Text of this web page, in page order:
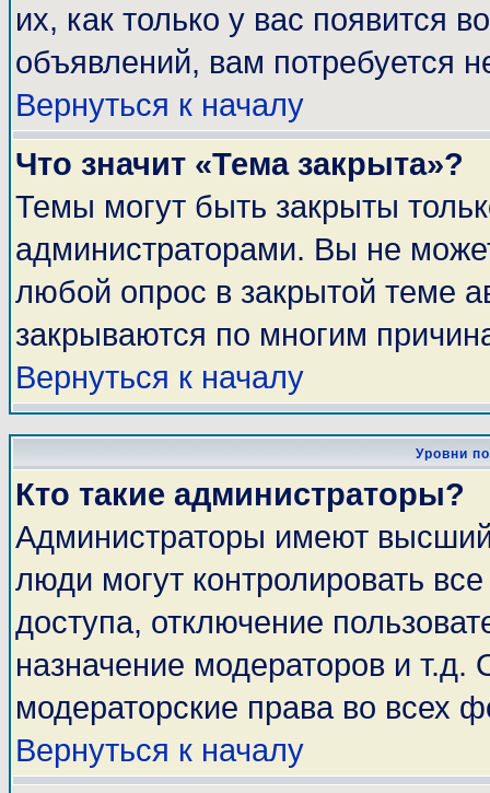
их, как только у вас появится
объявлений, вам потребуется
Вернуться к началу
Что значит «Тема закрыта»?
Темы могут быть закрыты
администраторами. Вы не
любой опрос в закрытой теме
закрываются по многим
Вернуться к началу
Уровни
Кто такие администраторы?
Администраторы имеют
люди могут контролировать
доступа, отключение
назначение модераторов и
модераторские права во всех
Вернуться к началу